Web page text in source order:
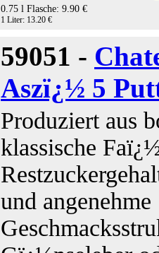
0.75 l Flasche: 9.90 €
1 Liter: 13.20 €
59051 -
Aszï¿½ 5
Produziert aus
klassische
und